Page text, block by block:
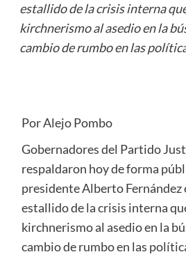
estallido de la crisis interna
kirchnerismo al asedio en la
cambio de rumbo en las
Por Alejo Pombo
Gobernadores del Partido
respaldaron hoy de forma
presidente Alberto Fernández
estallido de la crisis interna
kirchnerismo al asedio en la
cambio de rumbo en las